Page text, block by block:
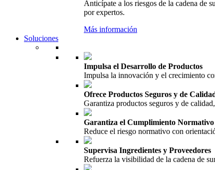
Anticípate a los riesgos de la cadena de
por expertos.
Más información
Soluciones
Impulsa el Desarrollo de Productos
Impulsa la innovación y el crecimiento
Ofrece Productos Seguros y de
Garantiza productos seguros y de
Garantiza el Cumplimiento
Reduce el riesgo normativo con
Supervisa Ingredientes y Proveedores
Refuerza la visibilidad de la cadena de